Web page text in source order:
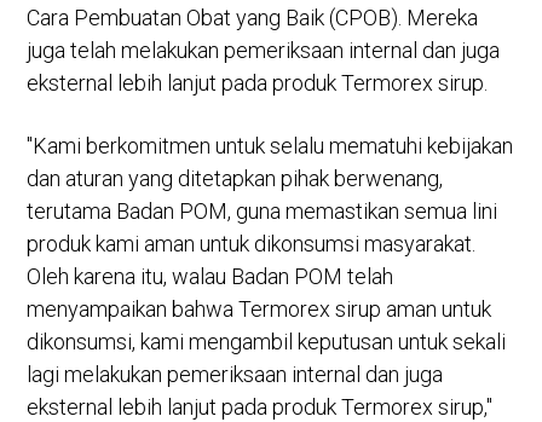
Cara Pembuatan Obat yang Baik (CPOB). Mereka
juga telah melakukan pemeriksaan internal dan juga
eksternal lebih lanjut pada produk Termorex sirup.
"Kami berkomitmen untuk selalu mematuhi kebijakan
dan aturan yang ditetapkan pihak berwenang,
terutama Badan POM, guna memastikan semua lini
produk kami aman untuk dikonsumsi masyarakat.
Oleh karena itu, walau Badan POM telah
menyampaikan bahwa Termorex sirup aman untuk
dikonsumsi, kami mengambil keputusan untuk sekali
lagi melakukan pemeriksaan internal dan juga
eksternal lebih lanjut pada produk Termorex sirup,"